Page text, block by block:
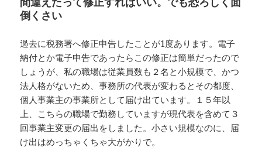
倒くさい
過去に税務署へ修正申告したことが1度あります。電子
納付とか電子申告であったらこの修正は簡単だったので
しょうが、私の職場は従業員数も２名と小規模で、かつ
法人格がないため、事務所の代表が変わるとその都度、
個人事業主の事業所として届け出ています。１５年以
上、こちらの職場で勤務していますが現代表を含めて３
回事業主変更の届出をしました。小さい規模なのに、届
け出はめっちゃくちゃ大がかりで。